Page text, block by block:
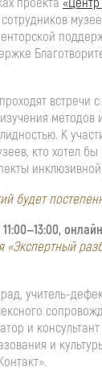
встречи
методов
К
кто хотел
будет
11:00—13:00,
«Экспертный
учитель-
и
и